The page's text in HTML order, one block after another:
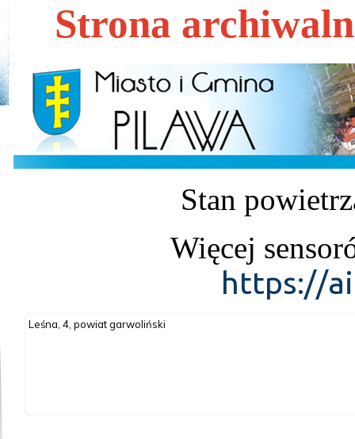
Strona
Stan
Więcej
https://